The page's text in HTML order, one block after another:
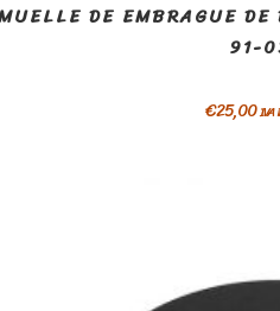
DE EMBRAGUE DE
91-
€25,00